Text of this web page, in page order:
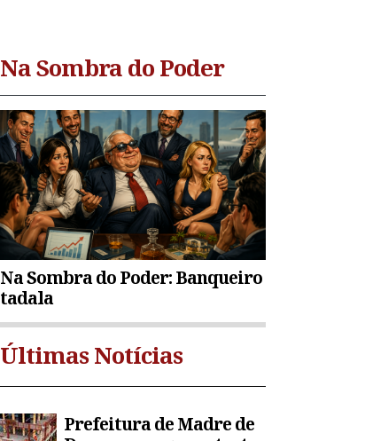
Na Sombra do Poder
Na Sombra do Poder: Banqueiro
tadala
Últimas Notícias
Prefeitura de Madre de